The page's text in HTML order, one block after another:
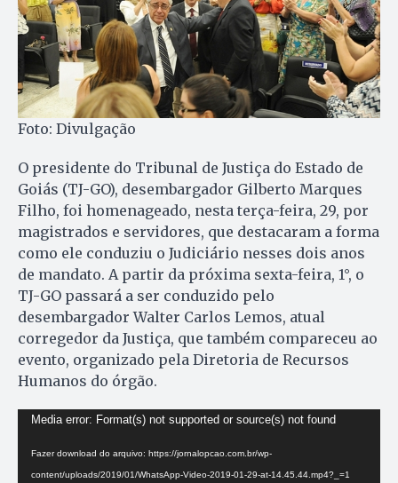
Foto: Divulgação
O presidente do Tribunal de Justiça do Estado de
Goiás (TJ-GO), desembargador Gilberto Marques
Filho, foi homenageado, nesta terça-feira, 29, por
magistrados e servidores, que destacaram a forma
como ele conduziu o Judiciário nesses dois anos
de mandato. A partir da próxima sexta-feira, 1°, o
TJ-GO passará a ser conduzido pelo
desembargador Walter Carlos Lemos, atual
corregedor da Justiça, que também compareceu ao
evento, organizado pela Diretoria de Recursos
Humanos do órgão.
Tocador
vídeo
Media error: Format(s) not supported or source(s) not found
Fazer download do arquivo: https://jornalopcao.com.br/wp-
content/uploads/2019/01/WhatsApp-Video-2019-01-29-at-14.45.44.mp4?_=1